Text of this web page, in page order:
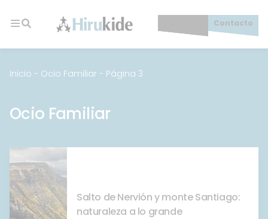
Contacto
Inicio - Ocio Familiar - Página 3
Ocio Familiar
Salto de Nervión y monte Santiago:
naturaleza a lo grande